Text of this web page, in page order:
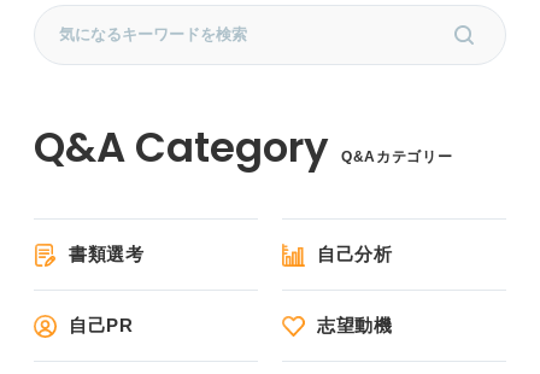
Q&Aカテゴリー
書類選考 自己分析
自己PR 志望動機